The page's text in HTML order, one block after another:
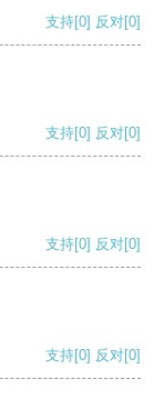
支持[0] 反对[0]
支持[0] 反对[0]
支持[0] 反对[0]
支持[0] 反对[0]